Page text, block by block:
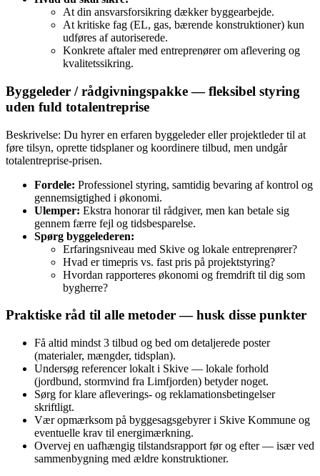
At din ansvarsforsikring dækker byggearbejde.
At kritiske fag (EL, gas, bærende konstruktioner) kun
udføres af autoriserede.
Konkrete aftaler med entreprenører om aflevering og
kvalitetssikring.
Byggeleder / rådgivningspakke — fleksibel styring
uden fuld totalentreprise
Beskrivelse: Du hyrer en erfaren byggeleder eller projektleder til at
føre tilsyn, oprette tidsplaner og koordinere tilbud, men undgår
totalentreprise‑prisen.
Fordele: Professionel styring, samtidig bevaring af kontrol og
gennemsigtighed i økonomi.
Ulemper: Ekstra honorar til rådgiver, men kan betale sig
gennem færre fejl og tidsbesparelse.
Spørg byggelederen:
Erfaringsniveau med Skive og lokale entreprenører?
Hvad er timepris vs. fast pris på projektstyring?
Hvordan rapporteres økonomi og fremdrift til dig som
bygherre?
Praktiske råd til alle metoder — husk disse punkter
Få altid mindst 3 tilbud og bed om detaljerede poster
(materialer, mængder, tidsplan).
Undersøg referencer lokalt i Skive — lokale forhold
(jordbund, stormvind fra Limfjorden) betyder noget.
Sørg for klare afleverings‑ og reklamationsbetingelser
skriftligt.
Vær opmærksom på byggesagsgebyrer i Skive Kommune og
eventuelle krav til energimærkning.
Overvej en uafhængig tilstandsrapport før og efter — især ved
sammenbygning med ældre konstruktioner.